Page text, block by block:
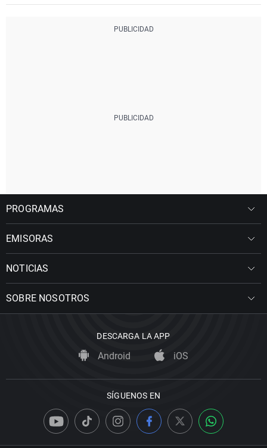
PROGRAMAS
EMISORAS
NOTICIAS
SOBRE NOSOTROS
DESCARGA LA APP
Android iOS
SÍGUENOS EN